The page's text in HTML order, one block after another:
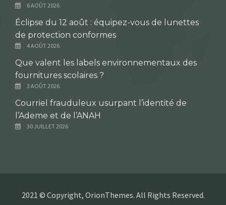
6 AOÛT 2026
Éclipse du 12 août : équipez-vous de lunettes
de protection conformes
4 AOÛT 2026
Que valent les labels environnementaux des
fournitures scolaires ?
3 AOÛT 2026
Courriel frauduleux usurpant l’identité de
l’Ademe et de l’ANAH
30 JUILLET 2026
2021 © Copyright, OrionThemes. All Rights Reserved.